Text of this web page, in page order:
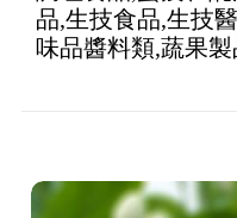
品,生技食品,生技
味品醬料類,蔬果製